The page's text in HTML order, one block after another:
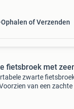
Ophalen of Verzenden
fietsbroek met
zwarte
van een